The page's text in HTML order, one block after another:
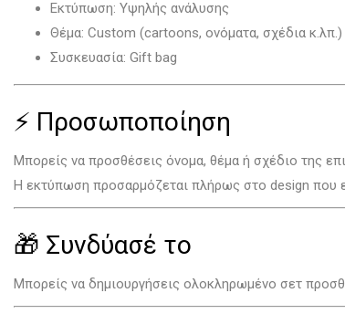
Εκτύπωση: Υψηλής ανάλυσης
Θέμα: Custom (cartoons, ονόματα, σχέδια κ.λπ.)
Συσκευασία: Gift bag
⚡ Προσωποποίηση
Μπορείς να προσθέσεις όνομα, θέμα ή σχέδιο της
Η εκτύπωση προσαρμόζεται πλήρως στο design που
🎁 Συνδύασέ το
Μπορείς να δημιουργήσεις ολοκληρωμένο σετ